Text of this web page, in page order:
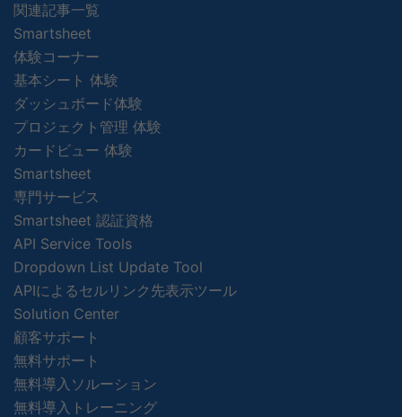
関連記事一覧
Smartsheet
体験コーナー
基本シート 体験
ダッシュボード体験
プロジェクト管理 体験
カードビュー 体験
Smartsheet
専門サービス
Smartsheet 認証資格
API Service Tools
Dropdown List Update Tool
APIによるセルリンク先表示ツール
Solution Center
顧客サポート
無料サポート
無料導入ソルーション
無料導入トレーニング